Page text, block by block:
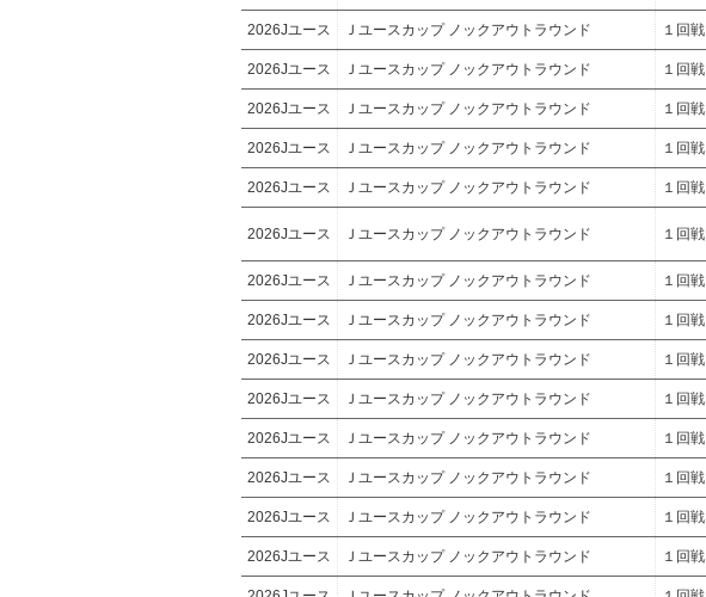
2026Jユース Ｊユースカップ ノックアウトラウンド １回戦
2026Jユース Ｊユースカップ ノックアウトラウンド １回戦
2026Jユース Ｊユースカップ ノックアウトラウンド １回戦
2026Jユース Ｊユースカップ ノックアウトラウンド １回戦
2026Jユース Ｊユースカップ ノックアウトラウンド １回戦
2026Jユース Ｊユースカップ ノックアウトラウンド １回戦
2026Jユース Ｊユースカップ ノックアウトラウンド １回戦
2026Jユース Ｊユースカップ ノックアウトラウンド １回戦
2026Jユース Ｊユースカップ ノックアウトラウンド １回戦
2026Jユース Ｊユースカップ ノックアウトラウンド １回戦
2026Jユース Ｊユースカップ ノックアウトラウンド １回戦
2026Jユース Ｊユースカップ ノックアウトラウンド １回戦
2026Jユース Ｊユースカップ ノックアウトラウンド １回戦
2026Jユース Ｊユースカップ ノックアウトラウンド １回戦